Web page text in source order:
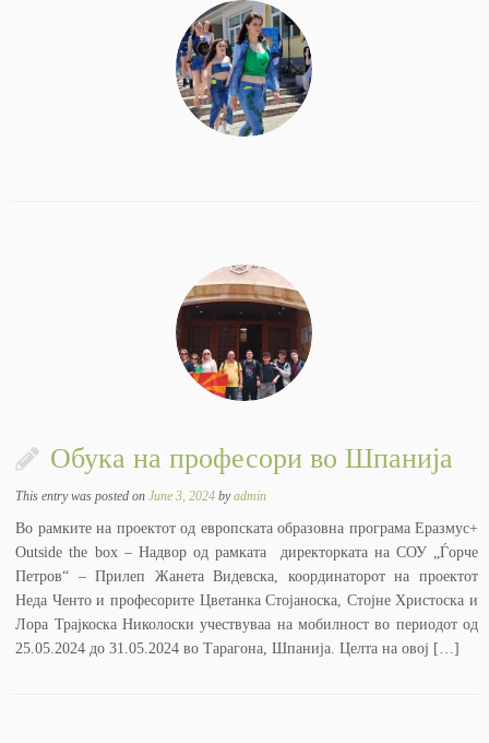
Обука на професори во Шпанија
This entry was posted onJune 3, 2024 byadmin
Во рамките на проектот од европската образовна програма Еразмус+
Outside the box – Надвор од рамката директорката на СОУ „Ѓорче
Петров“ – Прилеп Жанета Видевска, координаторот на проектот
Неда Ченто и професорите Цветанка Стојаноска, Стојне Христоска и
Лора Трајкоска Николоски учествуваа на мобилност во периодот од
25.05.2024 до 31.05.2024 во Тарагона, Шпанија. Целта на овој […]